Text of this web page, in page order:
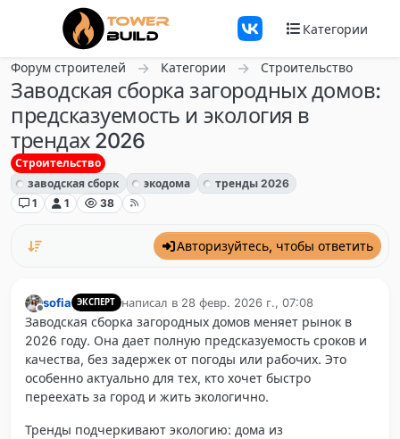
Перейти к содержанию
Категории
Форум строителей Категории Строительство
Заводская сборка загородных домов:
предсказуемость и экология в
трендах 2026
Строительство
заводская сборк
экодома
тренды 2026
1
1 38
Авторизуйтесь, чтобы ответить
Не в сети
sofia ЭКСПЕРТ написал в 28 февр. 2026 г., 07:08
отредактировано
Заводская сборка загородных домов меняет рынок в
2026 году. Она дает полную предсказуемость сроков и
качества, без задержек от погоды или рабочих. Это
особенно актуально для тех, кто хочет быстро
переехать за город и жить экологично.
Тренды подчеркивают экологию: дома из